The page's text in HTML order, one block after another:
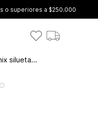
o superiores a $250.000
Medias mix siluetas set x5